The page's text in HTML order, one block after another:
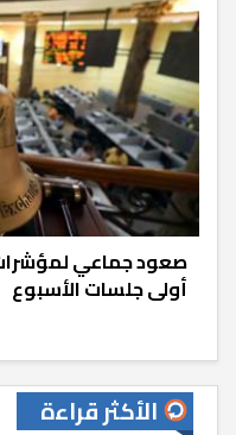
صعود جماعي
أولى جلسات الأسبوع
الأكثر قراءة